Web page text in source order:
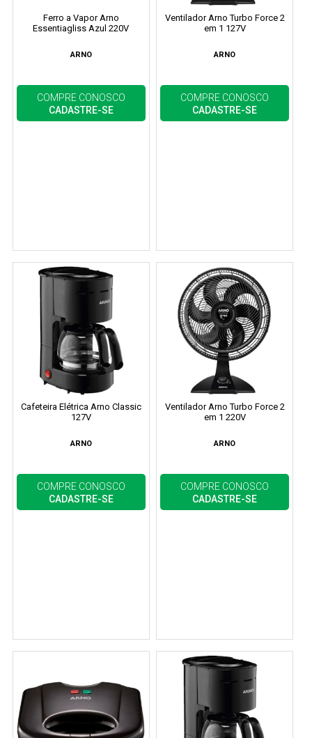
Ferro a Vapor Arno
Essentiagliss Azul 220V
ARNO
COMPRE CONOSCO
CADASTRE-SE
Ventilador Arno Turbo Force 2
em 1 127V
ARNO
COMPRE CONOSCO
CADASTRE-SE
Cafeteira Elétrica Arno Classic
127V
ARNO
COMPRE CONOSCO
CADASTRE-SE
Ventilador Arno Turbo Force 2
em 1 220V
ARNO
COMPRE CONOSCO
CADASTRE-SE